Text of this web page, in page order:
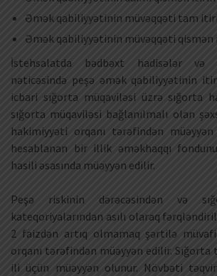
Əmək qabiliyyətinin müvəqqəti tam
Əmək qabiliyyətinin müvəqqəti
İstehsalatda bədbəxt hadisələr və
nəticəsində peşə əmək qabiliyyətinin
icbari sığorta müqaviləsi üzrə sığorta
sığorta müqaviləsi bağlanılmalı olan
hakimiyyəti orqanı tərəfindən
hesablanan bir illik əməkhaqqı
hasili əsasında müəyyən edilir.
Peşə riskinin dərəcəsindən və
kateqoriyalarından asılı olaraq
2 faizdən artıq olmamaq şərtilə
orqanı tərəfindən müəyyən edilir.
ili üçün müəyyən olunur. Növbəti